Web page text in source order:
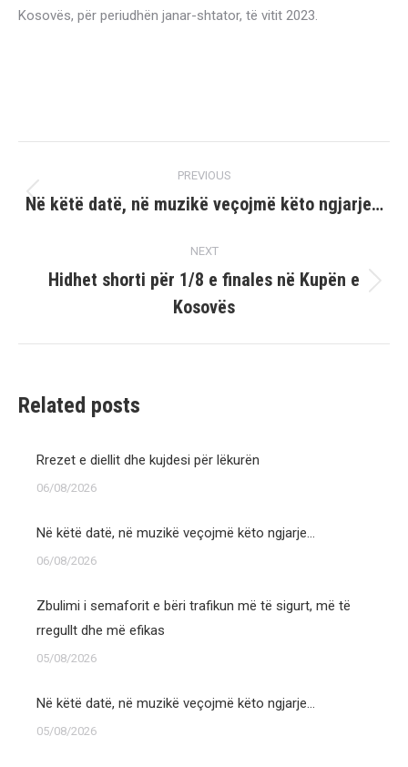
Kosovës, për periudhën janar-shtator, të vitit 2023.
navigation
PREVIOUS
Previous
Në këtë datë, në muzikë veçojmë këto ngjarje…
NEXT
Next
post:
Hidhet shorti për 1/8 e finales në Kupën e
Kosovës
Related posts
Rrezet e diellit dhe kujdesi për lëkurën
06/08/2026
Në këtë datë, në muzikë veçojmë këto ngjarje…
06/08/2026
Zbulimi i semaforit e bëri trafikun më të sigurt, më të
rregullt dhe më efikas
05/08/2026
Në këtë datë, në muzikë veçojmë këto ngjarje…
05/08/2026